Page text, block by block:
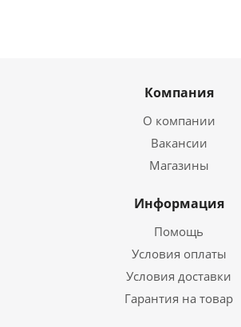
Компания
О компании
Вакансии
Магазины
Информация
Помощь
Условия оплаты
Условия доставки
Гарантия на товар